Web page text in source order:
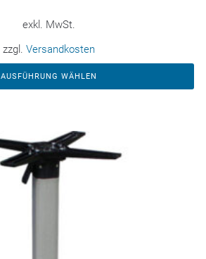
exkl. MwSt.
zzgl. Versandkosten
AUSFÜHRUNG WÄHLEN